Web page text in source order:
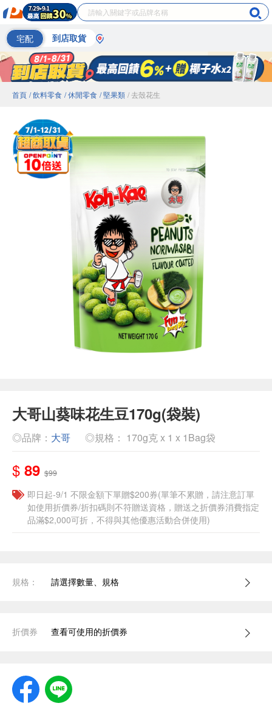
宅配 到店取貨
首頁 / 飲料零食 / 休閒零食 / 堅果類 / 去殼花生
大哥山葵味花生豆170g(袋裝)
◎品牌： 大哥 ◎規格： 170g克 x 1 x 1Bag袋
$ 89 $99
即日起-9/1 不限金額下單贈$200券(單筆不累贈，請注意訂單
如使用折價券/折扣碼則不符贈送資格，贈送之折價券消費指定
品滿$2,000可折，不得與其他優惠活動合併使用)
規格： 請選擇數量、規格
折價券 查看可使用的折價券